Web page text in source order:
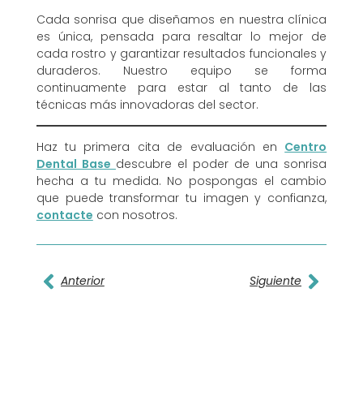
Cada sonrisa que diseñamos en nuestra clínica
es única, pensada para resaltar lo mejor de
cada rostro y garantizar resultados funcionales y
duraderos. Nuestro equipo se forma
continuamente para estar al tanto de las
técnicas más innovadoras del sector.
Haz tu primera cita de evaluación en Centro
Dental Base descubre el poder de una sonrisa
hecha a tu medida. No pospongas el cambio
que puede transformar tu imagen y confianza,
contacte con nosotros.
Anterior Siguiente